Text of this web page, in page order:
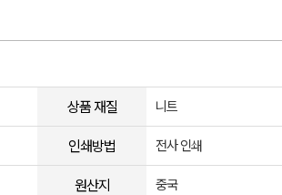
상품 재질 니트
인쇄방법 전사 인쇄
원산지 중국